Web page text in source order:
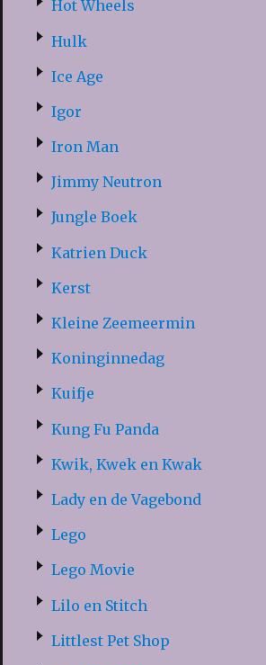
Hot Wheels
Hulk
Ice Age
Igor
Iron Man
Jimmy Neutron
Jungle Boek
Katrien Duck
Kerst
Kleine Zeemeermin
Koninginnedag
Kuifje
Kung Fu Panda
Kwik, Kwek en Kwak
Lady en de Vagebond
Lego
Lego Movie
Lilo en Stitch
Littlest Pet Shop